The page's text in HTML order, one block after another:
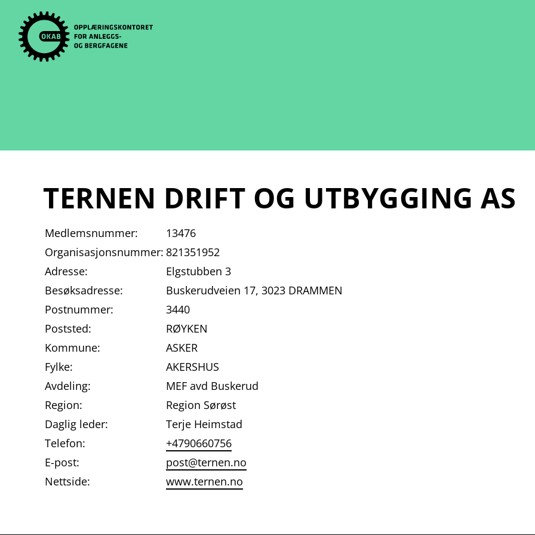
content
TERNEN DRIFT OG UTBYGGING AS
Medlemsnummer:
13476
Organisasjonsnummer: 821351952
Adresse:
Elgstubben 3
Besøksadresse:
Buskerudveien 17, 3023 DRAMMEN
Postnummer:
3440
Poststed:
RØYKEN
Kommune:
ASKER
Fylke:
AKERSHUS
Avdeling:
MEF avd Buskerud
Region:
Region Sørøst
Daglig leder:
Terje Heimstad
Telefon:
+4790660756
E-post:
post@ternen.no
Nettside:
www.ternen.no